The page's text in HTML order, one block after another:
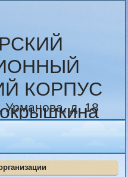
КОРПУС
Урманова, д. 18